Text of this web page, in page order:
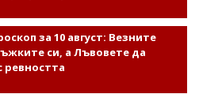
за 10 август: Везните
си, а Лъвовете да
ревността